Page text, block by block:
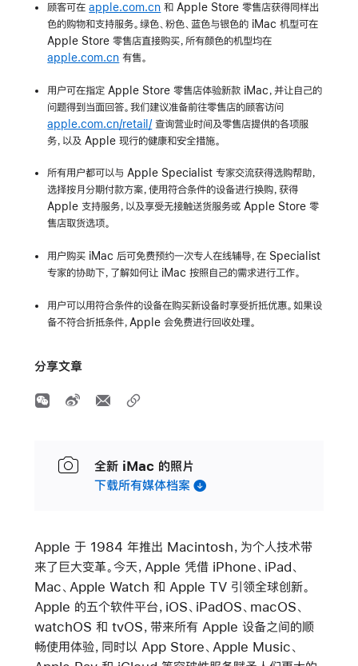
顾客可在apple.com.cn 和 Apple Store 零售店获得同样出
色的购物和支持服务。绿色、粉色、蓝色与银色的 iMac 机型可在
Apple Store 零售店直接购买，所有颜色的机型均在
apple.com.cn 有售。
用户可在指定 Apple Store 零售店体验新款 iMac，并让自己的
问题得到当面回答。我们建议准备前往零售店的顾客访问
apple.com.cn/retail/查询营业时间及零售店提供的各项服
务，以及 Apple 现行的健康和安全措施。
所有用户都可以与 Apple Specialist 专家交流获得选购帮助，
选择按月分期付款方案，使用符合条件的设备进行换购，获得
Apple 支持服务，以及享受无接触送货服务或 Apple Store 零
售店取货选项。
用户购买 iMac 后可免费预约一次专人在线辅导，在 Specialist
专家的协助下，了解如何让 iMac 按照自己的需求进行工作。
用户可以用符合条件的设备在购买新设备时享受折抵优惠。如果设
备不符合折抵条件，Apple 会免费进行回收处理。
分享文章
全新 iMac 的照片
下载所有媒体档案
Apple 于 1984 年推出 Macintosh，为个人技术带
来了巨大变革。今天，Apple 凭借 iPhone、iPad、
Mac、Apple Watch 和 Apple TV 引领全球创新。
Apple 的五个软件平台，iOS、iPadOS、macOS、
watchOS 和 tvOS，带来所有 Apple 设备之间的顺
畅使用体验，同时以 App Store、Apple Music、